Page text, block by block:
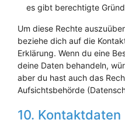
es gibt berechtigte
Um diese Rechte
beziehe dich auf die
Erklärung. Wenn du eine
deine Daten behandeln,
aber du hast auch das
Aufsichtsbehörde
10. Kontaktdaten